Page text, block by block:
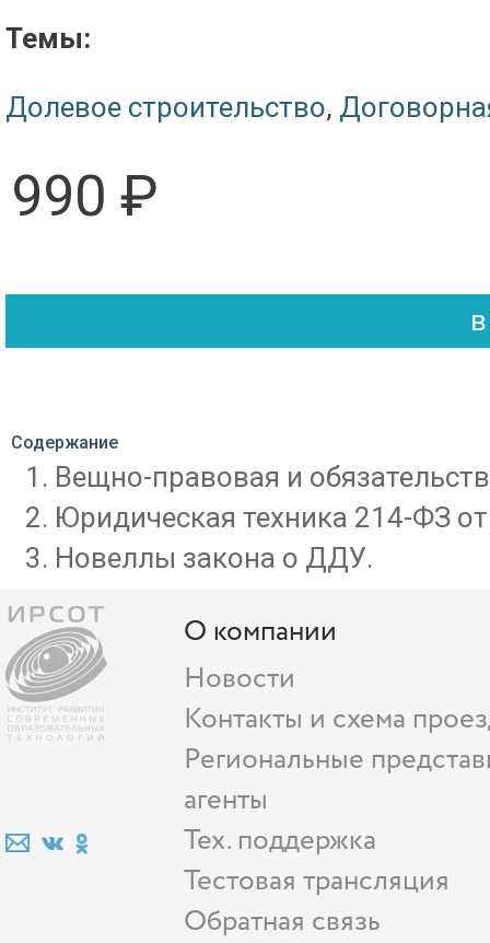
Темы:
Долевое строительство,
990 ₽
Содержание
Вещно-правовая и
Юридическая техника 214-ФЗ
Новеллы закона о ДДУ.
О компании
Новости
Контакты и схема
Региональные
агенты
Тех. поддержка
Тестовая трансляция
Обратная связь